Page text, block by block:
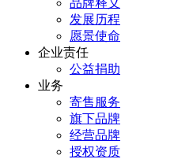
品牌释义
发展历程
愿景使命
企业责任
公益捐助
业务
寄售服务
旗下品牌
经营品牌
授权资质